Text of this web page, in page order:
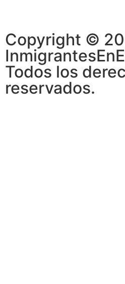
Copyright ©
Todos los
reservados.